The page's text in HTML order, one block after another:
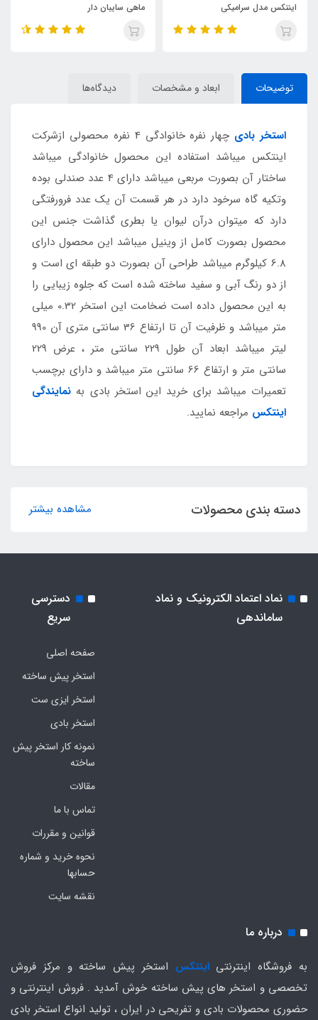
ماهی سایبان دار
اینتکس طرح جدید قطر 147
توضیحات ابعاد و مشخصات دیدگاه‌ها
استخر بادی
چهار نفره خانوادگی 4 نفره محصولی ازشرکت
اینتکس میباشد استفاده این محصول خانوادگی میباشد
ساختار آن بصورت مربعی میباشد دارای 4 عدد صندلی بوده
وتکیه گاه سرخود دارد در هر قسمت آن یک عدد فرورفتگی
دارد که میتوان درآن لیوان یا بطری گذاشت جنس این
محصول بصورت کامل از وینیل میباشد این محصول دارای
6.8 کیلوگرم میباشد طراحی آن بصورت دو طبقه ای است و
از دو رنگ آبی و سفید ساخته شده است که جلوه زیبایی را
به این محصول داده است ضخامت این استخر 0.32 میلی
متر میباشد و ظرفیت آن تا ارتفاع 36 سانتی متری آن 990
لیتر میباشد ابعاد آن طول 229 سانتی متر ، عرض 229
سانتی متر و ارتفاع 66 سانتی متر میباشد و دارای برچسب
تعمیرات میباشد برای خرید این استخر بادی به نمایندگی
اینتکس مراجعه نمایید.
دسته بندی محصولات مشاهده بیشتر
نماد اعتماد الکترونیک و نماد
ساماندهی
دسترسی
سریع
صفحه اصلی
استخر پیش ساخته
استخر ایزی ست
استخر بادی
نمونه کار استخر پیش
ساخته
مقالات
تماس با ما
قوانین و مقررات
نحوه خرید و شماره
حسابها
نقشه سایت
درباره ما
به فروشگاه اینترنتیاینتکس استخر پیش ساخته و مرکز فروش
تخصصی و استخر های پیش ساخته خوش آمدید . فروش اینترنتی و
حضوری محصولات بادی و تفریحی در ایران ، تولید انواع استخر بادی